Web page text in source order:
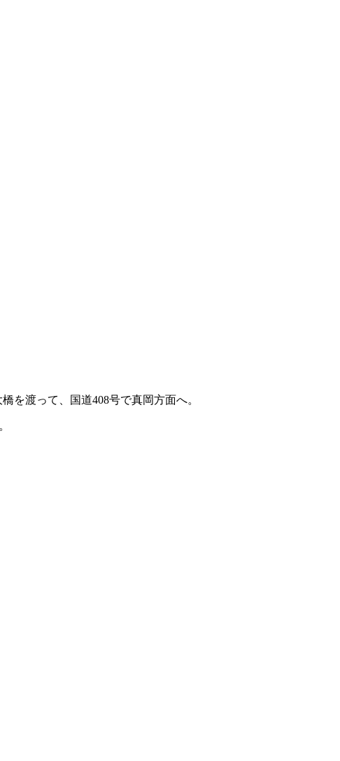
を渡って、国道408号で真岡方面へ。